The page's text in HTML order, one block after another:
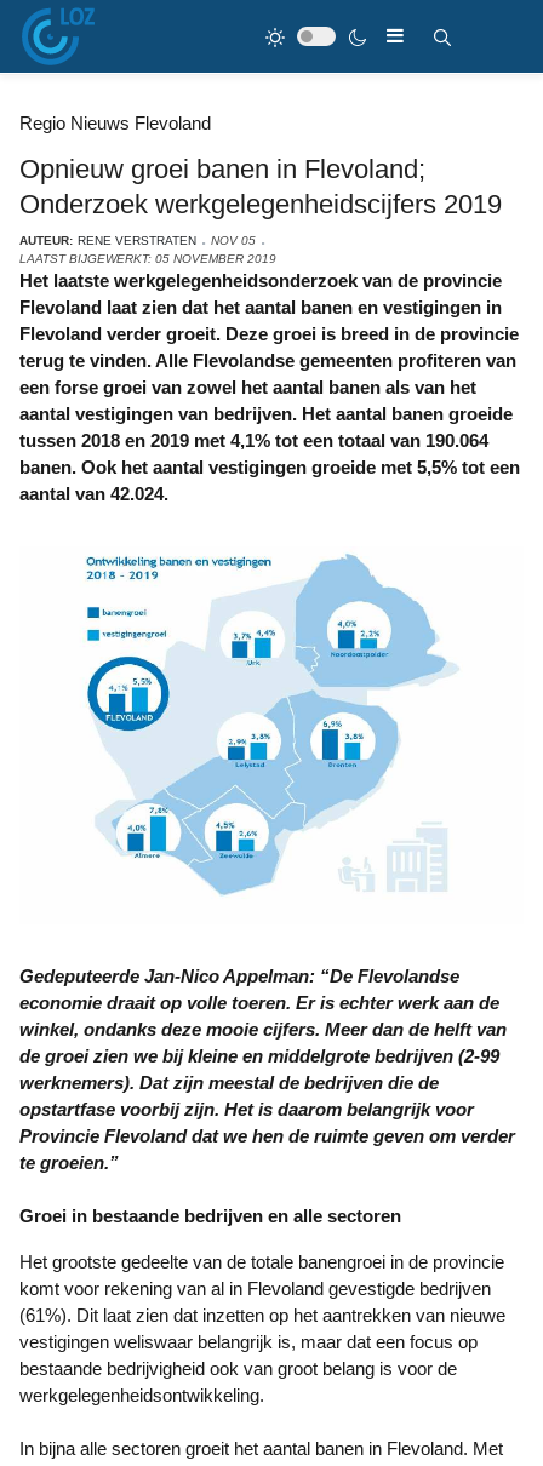
Regio Nieuws Flevoland
Opnieuw groei banen in Flevoland;
Onderzoek werkgelegenheidscijfers 2019
AUTEUR: RENE VERSTRATEN
NOV 05
LAATST BIJGEWERKT: 05 NOVEMBER 2019
Het laatste werkgelegenheidsonderzoek van de provincie
Flevoland laat zien dat het aantal banen en vestigingen in
Flevoland verder groeit. Deze groei is breed in de provincie
terug te vinden. Alle Flevolandse gemeenten profiteren van
een forse groei van zowel het aantal banen als van het
aantal vestigingen van bedrijven. Het aantal banen groeide
tussen 2018 en 2019 met 4,1% tot een totaal van 190.064
banen. Ook het aantal vestigingen groeide met 5,5% tot een
aantal van 42.024.
Gedeputeerde Jan-Nico Appelman: “De Flevolandse
economie draait op volle toeren. Er is echter werk aan de
winkel, ondanks deze mooie cijfers. Meer dan de helft van
de groei zien we bij kleine en middelgrote bedrijven (2-99
werknemers). Dat zijn meestal de bedrijven die de
opstartfase voorbij zijn. Het is daarom belangrijk voor
Provincie Flevoland dat we hen de ruimte geven om verder
te groeien.”
Groei in bestaande bedrijven en alle sectoren
Het grootste gedeelte van de totale banengroei in de provincie
komt voor rekening van al in Flevoland gevestigde bedrijven
(61%). Dit laat zien dat inzetten op het aantrekken van nieuwe
vestigingen weliswaar belangrijk is, maar dat een focus op
bestaande bedrijvigheid ook van groot belang is voor de
werkgelegenheidsontwikkeling.
In bijna alle sectoren groeit het aantal banen in Flevoland. Met